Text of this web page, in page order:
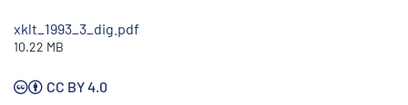
xklt_1993_3_dig.pdf
10.22 MB
CC BY 4.0